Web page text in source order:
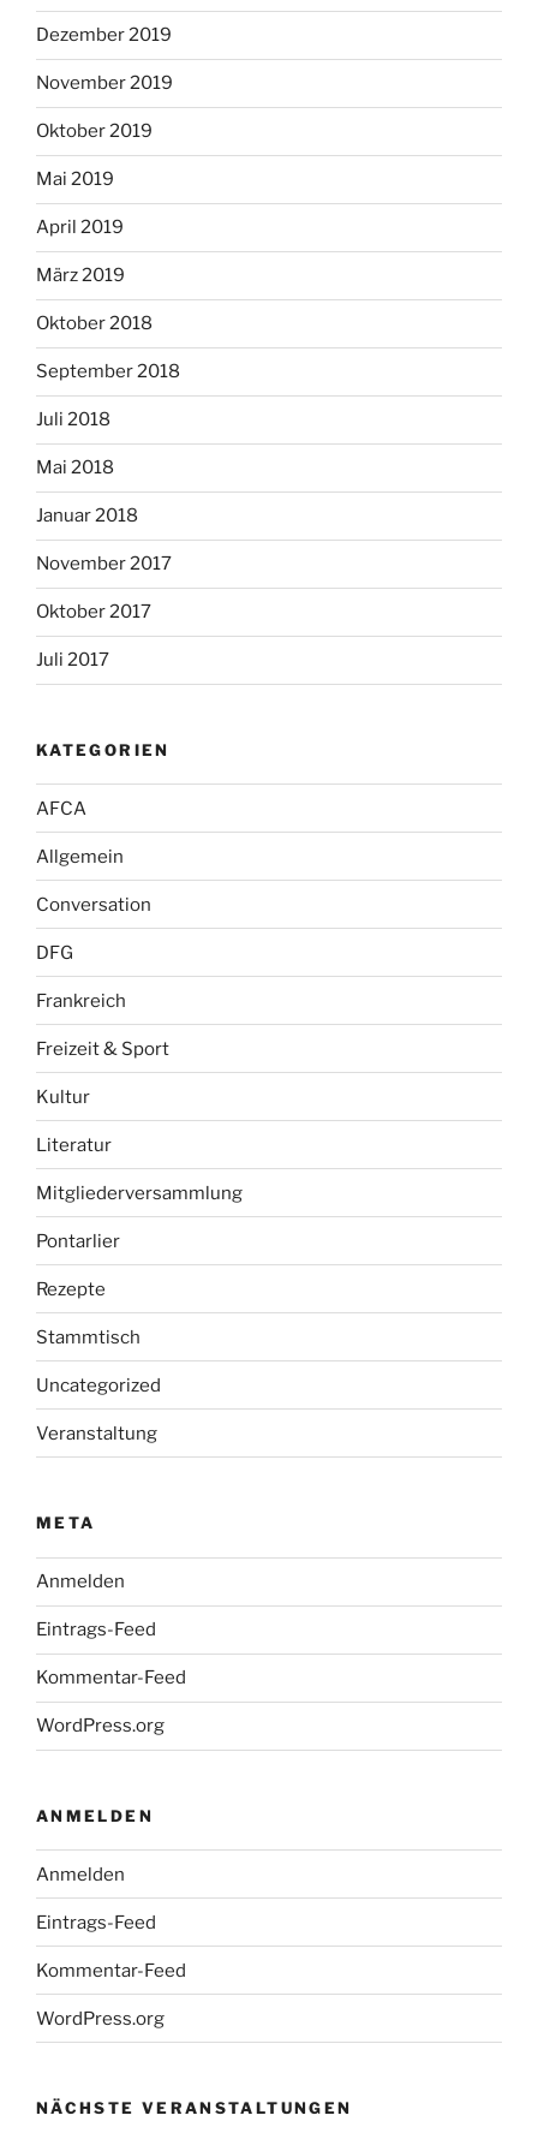
Dezember 2019
November 2019
Oktober 2019
Mai 2019
April 2019
März 2019
Oktober 2018
September 2018
Juli 2018
Mai 2018
Januar 2018
November 2017
Oktober 2017
Juli 2017
KATEGORIEN
AFCA
Allgemein
Conversation
DFG
Frankreich
Freizeit & Sport
Kultur
Literatur
Mitgliederversammlung
Pontarlier
Rezepte
Stammtisch
Uncategorized
Veranstaltung
META
Anmelden
Eintrags-Feed
Kommentar-Feed
WordPress.org
ANMELDEN
Anmelden
Eintrags-Feed
Kommentar-Feed
WordPress.org
NÄCHSTE VERANSTALTUNGEN